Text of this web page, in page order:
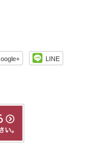
LINE